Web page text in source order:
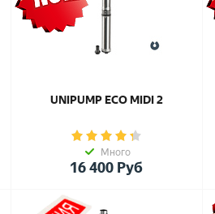
UNIPUMP ЕСО MIDI 2
Много
16 400 Руб